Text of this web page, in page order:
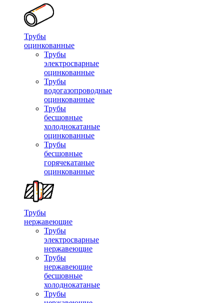
Трубы
оцинкованные
Трубы
электросварные
оцинкованные
Трубы
водогазопроводные
оцинкованные
Трубы
бесшовные
холоднокатаные
оцинкованные
Трубы
бесшовные
горячекатаные
оцинкованные
Трубы
нержавеющие
Трубы
электросварные
нержавеющие
Трубы
нержавеющие
бесшовные
холоднокатаные
Трубы